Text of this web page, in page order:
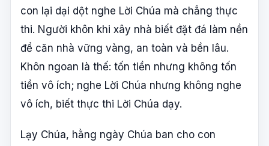
con lại dại dột nghe Lời Chúa mà chẳng thực
thi. Người khôn khi xây nhà biết đặt đá làm nền
để căn nhà vững vàng, an toàn và bền lâu.
Khôn ngoan là thế: tốn tiền nhưng không tốn
tiền vô ích; nghe Lời Chúa nhưng không nghe
vô ích, biết thực thi Lời Chúa dạy.
Lạy Chúa, hằng ngày Chúa ban cho con